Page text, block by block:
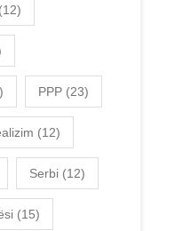
(12)
PPP (23)
(12)
Serbi (12)
(15)